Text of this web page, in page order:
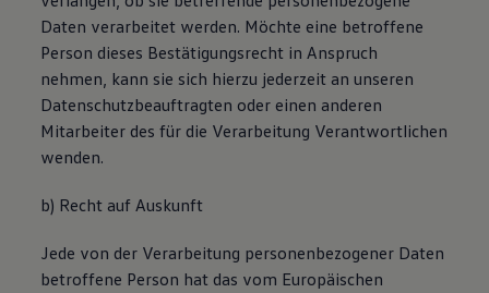
Daten verarbeitet werden. Möchte eine betroffene
Person dieses Bestätigungsrecht in Anspruch
nehmen, kann sie sich hierzu jederzeit an unseren
Datenschutzbeauftragten oder einen anderen
Mitarbeiter des für die Verarbeitung Verantwortlichen
wenden.
b) Recht auf Auskunft
Jede von der Verarbeitung personenbezogener Daten
betroffene Person hat das vom Europäischen